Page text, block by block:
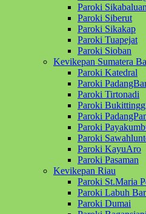
Paroki Sikabaluan
Paroki Siberut
Paroki Sikakap
Paroki Tuapejat
Paroki Sioban
Kevikepan Sumatera
Paroki Katedral
Paroki
Paroki Tirtonadi
Paroki
Paroki
Paroki
Paroki
Paroki KayuAro
Paroki Pasaman
Kevikepan Riau
Paroki St.Maria
Paroki Labuh
Paroki Dumai